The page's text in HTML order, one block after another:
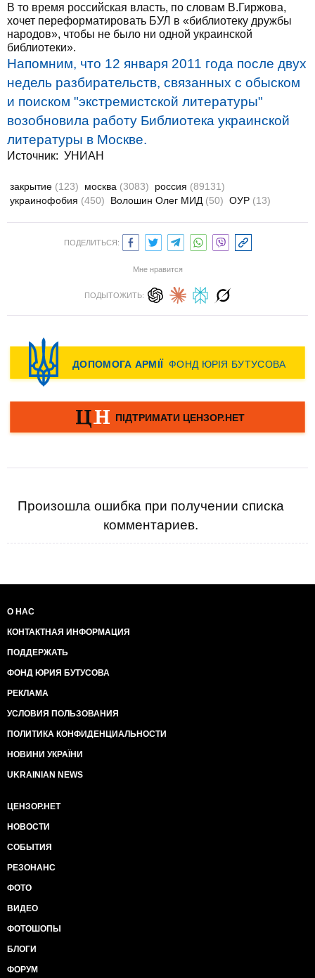
В то время российская власть, по словам В.Гиржова,
хочет переформатировать БУЛ в «библиотеку дружбы
народов», чтобы не было ни одной украинской
библиотеки».
Напомним, что 12 января 2011 года после двух
недель разбирательств, связанных с обыском
и поиском "экстремистской литературы"
возобновила работу Библиотека украинской
литературы в Москве.
Источник: УНИАН
закрытие (123) москва (3083) россия (89131)
украинофобия (450) Волошин Олег МИД (50) ОУР (13)
ПОДЕЛИТЬСЯ:
Мне нравится
ПОДЫТОЖИТЬ:
Произошла ошибка при получении списка
комментариев.
О НАС
КОНТАКТНАЯ ИНФОРМАЦИЯ
ПОДДЕРЖАТЬ
ФОНД ЮРИЯ БУТУСОВА
РЕКЛАМА
УСЛОВИЯ ПОЛЬЗОВАНИЯ
ПОЛИТИКА КОНФИДЕНЦИАЛЬНОСТИ
НОВИНИ УКРАЇНИ
UKRAINIAN NEWS
ЦЕНЗОР.НЕТ
НОВОСТИ
СОБЫТИЯ
РЕЗОНАНС
ФОТО
ВИДЕО
ФОТОШОПЫ
БЛОГИ
ФОРУМ